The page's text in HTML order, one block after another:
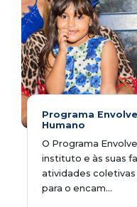
Programa
Humano
O Programa
instituto e às suas
atividades
para o encam...